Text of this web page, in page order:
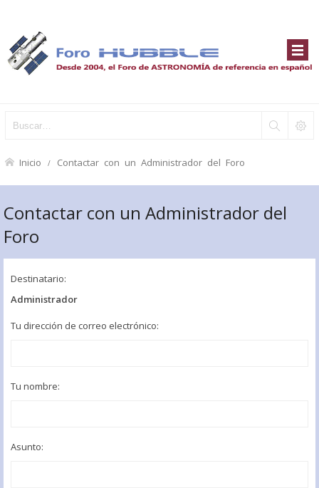
Inicio Contactar con un Administrador del Foro
Contactar con un Administrador del
Foro
Destinatario:
Administrador
Tu dirección de correo electrónico:
Tu nombre:
Asunto: